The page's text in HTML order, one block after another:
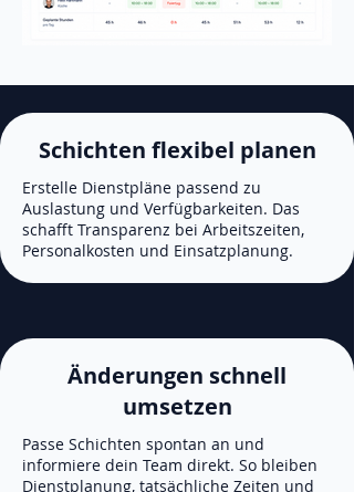
Schichten flexibel planen
Erstelle Dienstpläne passend zu
Auslastung und Verfügbarkeiten. Das
schafft Transparenz bei Arbeitszeiten,
Personalkosten und Einsatzplanung.
Änderungen schnell
umsetzen
Passe Schichten spontan an und
informiere dein Team direkt. So bleiben
Dienstplanung, tatsächliche Zeiten und